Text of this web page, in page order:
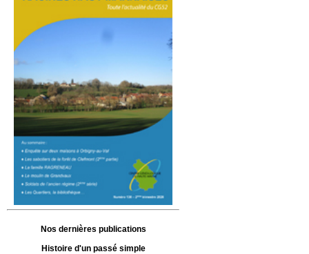
Nos dernières publications
Histoire d'un passé simple